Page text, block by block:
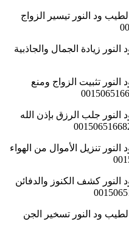
ود النور تيسير الزواج
زيادة الجمال والجاذبية
النور تثبيت الزواج ومنع
النور جلب الرزق بإذن الله
تنزيل الأموال من الهواء
النور كشف الكنوز والدفائن
ود النور تسخير الجن